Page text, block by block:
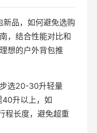
品，如何避免选购
，结合性能对比和
想的户外背包推
选20-30升轻量
升以上，如
程长度，避免超重